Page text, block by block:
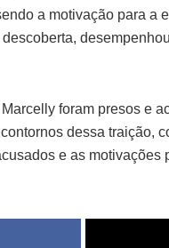
a motivação para a
foram presos e
dessa traição,
e as motivações